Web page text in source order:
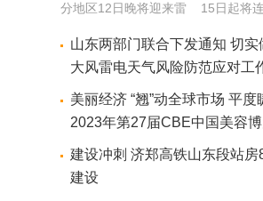
分地区12日晚将迎来雷
15日起将
月中旬曾
山东两部门联合下发通知 切实
大风雷电天气风险防范应对工
美丽经济 “翘”动全球市场 平度
2023年第27届CBE中国美容
建设冲刺 济郑高铁山东段站房
建设